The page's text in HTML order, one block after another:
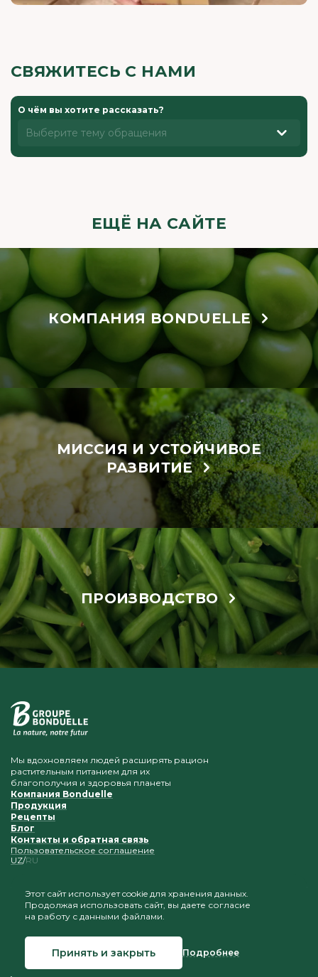
СВЯЖИТЕСЬ С НАМИ
О чём вы хотите рассказать?
Выберите тему обращения
ЕЩЁ НА САЙТЕ
КОМПАНИЯ BONDUELLE
МИССИЯ И УСТОЙЧИВОЕ
РАЗВИТИЕ
ПРОИЗВОДСТВО
Мы вдохновляем людей расширять рацион
растительным питанием для их
благополучия и здоровья планеты
Компания Bonduelle
Продукция
Рецепты
Блог
Контакты и обратная связь
Пользовательское соглашение
UZ RU
Приветствуется копирование и размещение
материалов при условии сохранения ссылки на наш
© 2026 Bonduelle Узбекистан
Создание сайта
Этот сайт использует cookie для хранения данных.
Продолжая использовать сайт, вы даете согласие
на работу с данными файлами.
Принять и закрыть Подробнее